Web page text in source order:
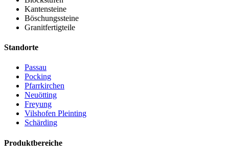
Kantensteine
Böschungssteine
Granitfertigteile
Standorte
Passau
Pocking
Pfarrkirchen
Neuötting
Freyung
Vilshofen Pleinting
Schärding
Produktbereiche